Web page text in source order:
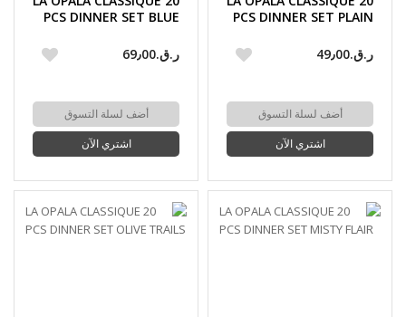
PCS DINNER SET PLAIN
ر.ق.‏49٫00
أضف لسلة التسوق
اشتري الآن
PCS DINNER SET BLUE
ر.ق.‏69٫00
أضف لسلة التسوق
اشتري الآن